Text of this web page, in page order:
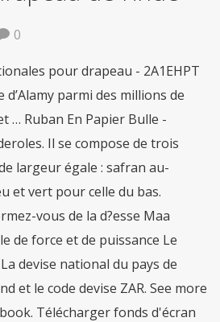
achat rapide
les gars, mais les
aussi des douleurs
pilule viagra
0
pour drapeau - 2A1EHPT
parmi des millions de
… Ruban En Papier Bulle -
Il se compose de trois
largeur égale : safran au-
et vert pour celle du bas.
vous de la d?esse Maa
de force et de puissance Le
devise national du pays de
et le code devise ZAR. See more
Télécharger fonds d'écran